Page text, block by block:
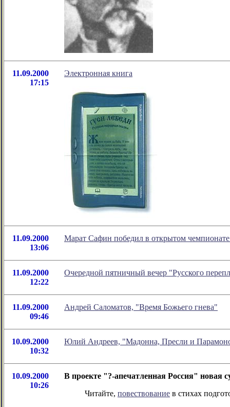
11.09.2000
17:15
Электронная книга
11.09.2000
13:06
Марат Сафин победил в открытом
11.09.2000
12:22
Очередной пятничный вечер "Русского
11.09.2000
09:46
Андрей Саломатов, "Время Божьего гнева"
10.09.2000
10:32
Юлий Андреев, "Мадонна, Пресли и
10.09.2000
10:26
В проекте "?-апечатленная Россия" новая
Читайте, повествование в стихах